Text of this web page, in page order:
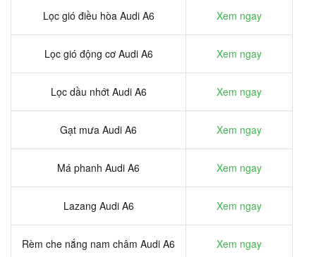
Lọc gió điều hòa Audi A6 Xem ngay
Lọc gió động cơ Audi A6 Xem ngay
Lọc dầu nhớt Audi A6 Xem ngay
Gạt mưa Audi A6 Xem ngay
Má phanh Audi A6 Xem ngay
Lazang Audi A6 Xem ngay
Rèm che nắng nam châm Audi A6 Xem ngay